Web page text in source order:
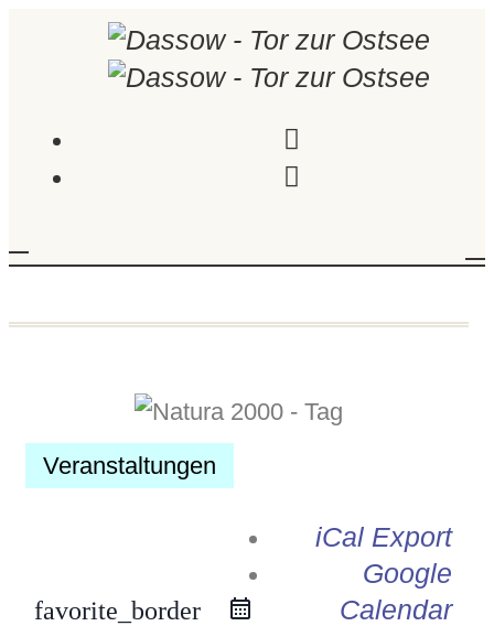
Veranstaltungen
favorite_border
iCal Export
Google
Calendar
Modus